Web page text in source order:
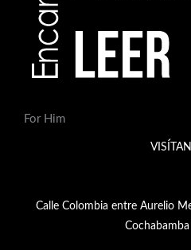
For Him
Calle Colombia entre Aurelio